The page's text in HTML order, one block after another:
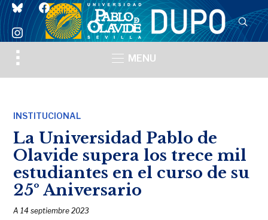
blueskyfacebook
instagram
Toggle
sidebar
MENU
INSTITUCIONAL
La Universidad Pablo de
Olavide supera los trece mil
estudiantes en el curso de su
25º Aniversario
A14 septiembre 2023